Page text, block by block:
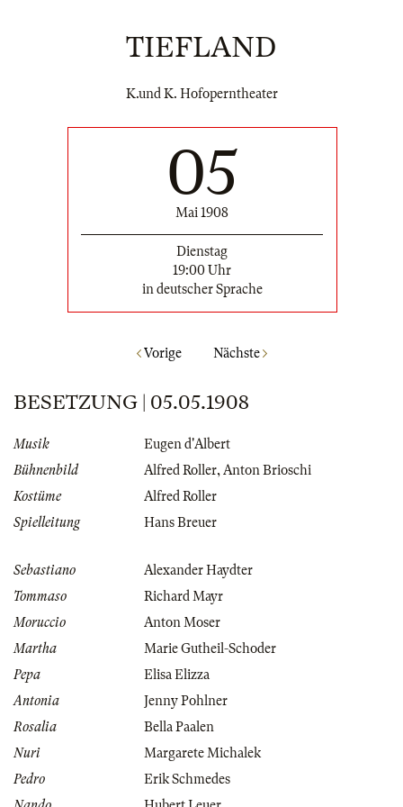
TIEFLAND
K.und K. Hofoperntheater
05
Mai 1908
Dienstag
19:00 Uhr
in deutscher Sprache
Vorige Nächste
BESETZUNG | 05.05.1908
Musik
Eugen d'Albert
Bühnenbild
Alfred Roller,Anton Brioschi
Kostüme
Alfred Roller
Spielleitung
Hans Breuer
Sebastiano
Alexander Haydter
Tommaso
Richard Mayr
Moruccio
Anton Moser
Martha
Marie Gutheil-Schoder
Pepa
Elisa Elizza
Antonia
Jenny Pohlner
Rosalia
Bella Paalen
Nuri
Margarete Michalek
Pedro
Erik Schmedes